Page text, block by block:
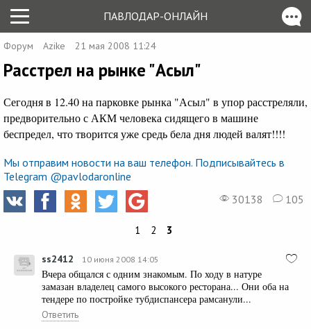
ПАВЛОДАР-ОНЛАЙН
Форум Azike 21 мая 2008 11:24
Расстрел на рынке "Асыл"
Сегодня в 12.40 на парковке рынка "Асыл" в упор расстреляли,
предворительно с АКМ человека сидящего в машине
беспредел, что творится уже средь бела дня людей валят!!!!
Мы отправим новости на ваш телефон. Подписывайтесь в
Telegram @pavlodaronline
30138
105
1 2 3
ss2412 10 июня 2008 14:05
Вчера общался с одним знакомым. По ходу в натуре
замазан владелец самого высокого ресторана... Они оба на
тендере по постройке тубдиспансера рамсанули...
Ответить